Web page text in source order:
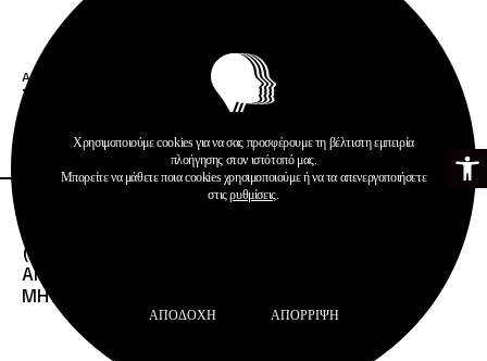
Ανοίξτε
Ανακοινώσεις
Σχολεία Δεύτερης Ευκαιρίας
(ΑΙΤΗΜΑΤΩΝ ΕΠΑΝΕΛΕΓΧΟΥ) ΕΠΙ ΤΩΝ
ΑΠΟΤΕΛΕΣΜΑΤΩΝ ΤΟΥ ΔΙΟΙΚΗΤΙΚΟΥ ΕΛΕΓΧΟΥ ΤΟΥ
ΜΗΤΡΩΟΥ Σ.Α.Ε.Κ. ΚΑΙ Ε.Σ.Κ.»
Χρησιμοποιούμε cookies για να σας προσφέρουμε τη βέλτιστη εμπειρία
πλοήγησης στον ιστότοπό μας.
Μπορείτε να μάθετε ποια cookies χρησιμοποιούμε ή να τα απενεργοποιήσετε
στιςρυθμίσεις.
ΑΠΟΔΟΧΉ ΑΠΌΡΡΙΨΗ